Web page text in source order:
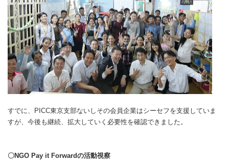
すでに、PICC東京支部ないしその会員企業はシーセフを支援していま
すが、今後も継続、拡大していく必要性を確認できました。
〇NGO Pay it Forwardの活動視察